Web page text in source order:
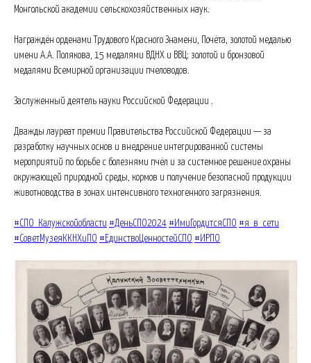
Монгольской академии сельскохозяйственных наук.
Награждён орденами Трудового Красного Знамени, Почёта, золотой медалью
имени А.А. Полякова, 15 медалями ВДНХ и ВВЦ; золотой и бронзовой
медалями Всемирной организации пчеловодов.
Заслуженный деятель науки Российской Федерации .
Дважды лауреат премии Правительства Российской Федерации — за
разработку научных основ и внедрение интегрированной системы
мероприятий по борьбе с болезнями пчёл и за системное решение охраны
окружающей природной среды, кормов и получение безопасной продукции
животноводства в зонах интенсивного техногенного загрязнения.
#СПО_Калужскойобласти #ДеньСПО2024 #ИмиГордитсяСПО #я_в_сети
#СоветМузеяККНХиПО #ЕдинствоЦенностейСПО #ИРПО